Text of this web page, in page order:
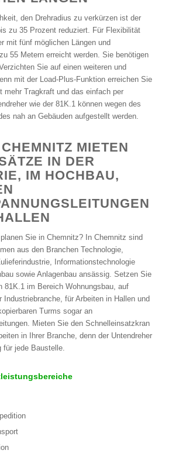
den Drehradius zu verkürzen ist der
zu 35 Prozent reduziert. Für Flexibilität
mit fünf möglichen Längen und
55 Metern erreicht werden. Sie benötigen
Sie auf einen weiteren und
mit der Load-Plus-Funktion erreichen Sie
mehr Tragkraft und das einfach per
wie der 81K.1 können wegen des
nah an Gebäuden aufgestellt werden.
MIETEN
IN DER
IM HOCHBAU,
Sie in Chemnitz? In Chemnitz sind
aus den Branchen Technologie,
Informationstechnologie
sowie Anlagenbau ansässig. Setzen Sie
81K.1 im Bereich Wohnungsbau, auf
Industriebranche, für Arbeiten in Hallen und
Turms sogar an
Mieten Sie den Schnelleinsatzkran
in Ihrer Branche, denn der Untendreher
für jede Baustelle.